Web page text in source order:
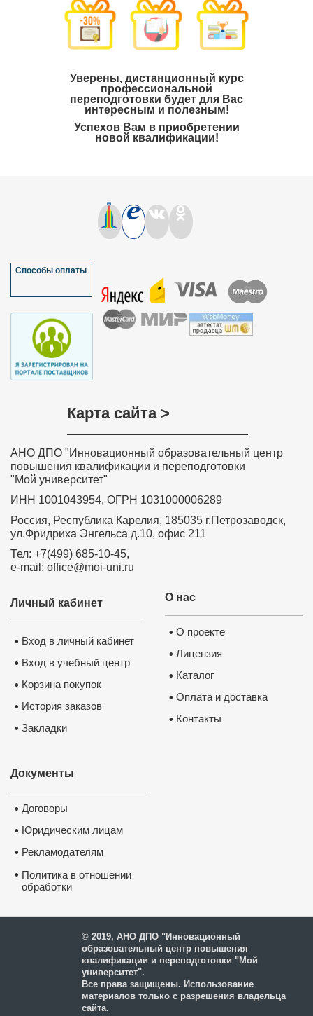
Уверены, дистанционный курс
профессиональной
переподготовки будет для Вас
интересным и полезным!
Успехов Вам в приобретении
новой квалификации!
Способы оплаты
Карта сайта >
АНО ДПО "Инновационный образовательный центр
повышения квалификации и переподготовки
"Мой университет"
ИНН 1001043954, ОГРН 1031000006289
Россия, Республика Карелия, 185035 г.Петрозаводск,
ул.Фридриха Энгельса д.10, офис 211
Тел: +7(499) 685-10-45,
e-mail: office@moi-uni.ru
О нас
• О проекте
• Лицензия
• Каталог
• Оплата и доставка
• Контакты
Личный кабинет
• Вход в личный кабинет
• Вход в учебный центр
• Корзина покупок
• История заказов
• Закладки
Документы
• Договоры
• Юридическим лицам
• Рекламодателям
• Политика в отношении
обработки
© 2019, АНО ДПО "Инновационный
образовательный центр повышения
квалификации и переподготовки "Мой
университет".
Все права защищены. Использование
материалов только с разрешения владельца
сайта.